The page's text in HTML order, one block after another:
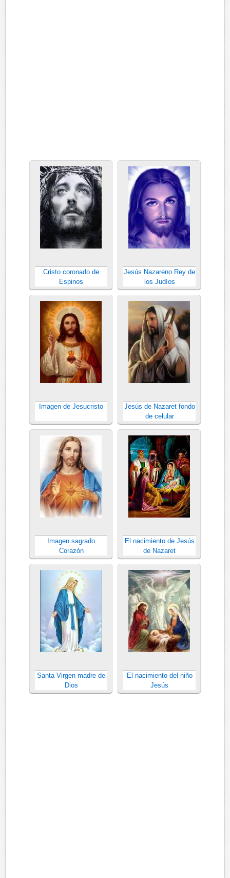
Cristo coronado de
Espinos
Jesús Nazareno Rey de
los Judíos
Imagen de Jesucristo
Jesús de Nazaret fondo
de celular
Imagen sagrado
Corazón
El nacimiento de Jesús
de Nazaret
Santa Virgen madre de
Dios
El nacimiento del niño
Jesús